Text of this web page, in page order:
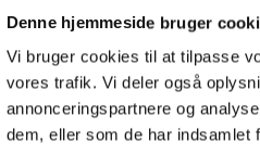
Denne hjemmeside bruger
Vi bruger cookies til at tilpasse
vores trafik. Vi deler også
annonceringspartnere og
dem, eller som de har indsamlet
& TV